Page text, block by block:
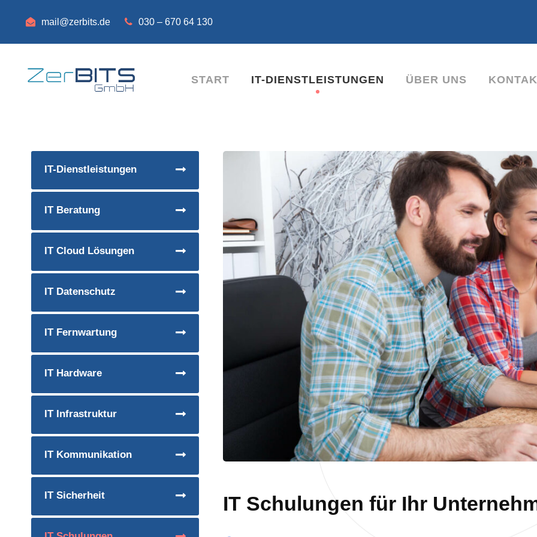
mail@zerbits.de 030 – 670 64 130
START IT-DIENSTLEISTUNGEN ÜBER UNS
IT Schulungen für Ihr
IT-Dienstleistungen
IT Beratung
IT Cloud Lösungen
IT Datenschutz
IT Fernwartung
IT Hardware
IT Infrastruktur
IT Kommunikation
IT Sicherheit